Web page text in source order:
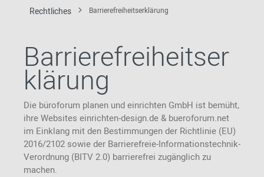
Rechtliches Barrierefreiheitserklärung
Barrierefreiheitser
klärung
Die büroforum planen und einrichten GmbH ist bemüht,
ihre Websites einrichten-design.de & bueroforum.net
im Einklang mit den Bestimmungen der Richtlinie (EU)
2016/2102 sowie der Barrierefreie-Informationstechnik-
Verordnung (BITV 2.0) barrierefrei zugänglich zu
machen.